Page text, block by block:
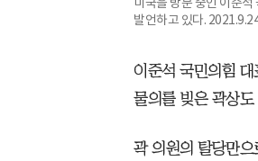
발언하고 있다.
이준석 국민의힘
물의를 빚은 곽상
곽 의원의 탈당만